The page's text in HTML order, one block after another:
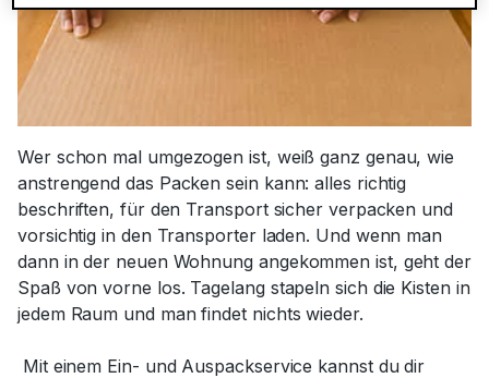
Wer schon mal umgezogen ist, weiß ganz genau, wie
anstrengend das Packen sein kann: alles richtig
beschriften, für den Transport sicher verpacken und
vorsichtig in den Transporter laden. Und wenn man
dann in der neuen Wohnung angekommen ist, geht der
Spaß von vorne los. Tagelang stapeln sich die Kisten in
jedem Raum und man findet nichts wieder.
Mit einem Ein- und Auspackservice kannst du dir